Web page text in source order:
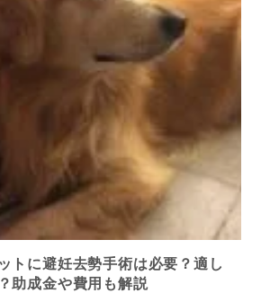
トに避妊去勢手術は必要？適し
助成金や費用も解説